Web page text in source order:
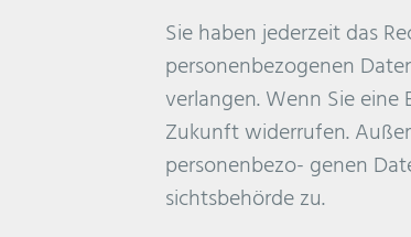
Sie haben jederzeit das
personenbezogenen
verlangen. Wenn Sie
Zukunft widerrufen.
personenbezo- genen
sichtsbehörde zu.